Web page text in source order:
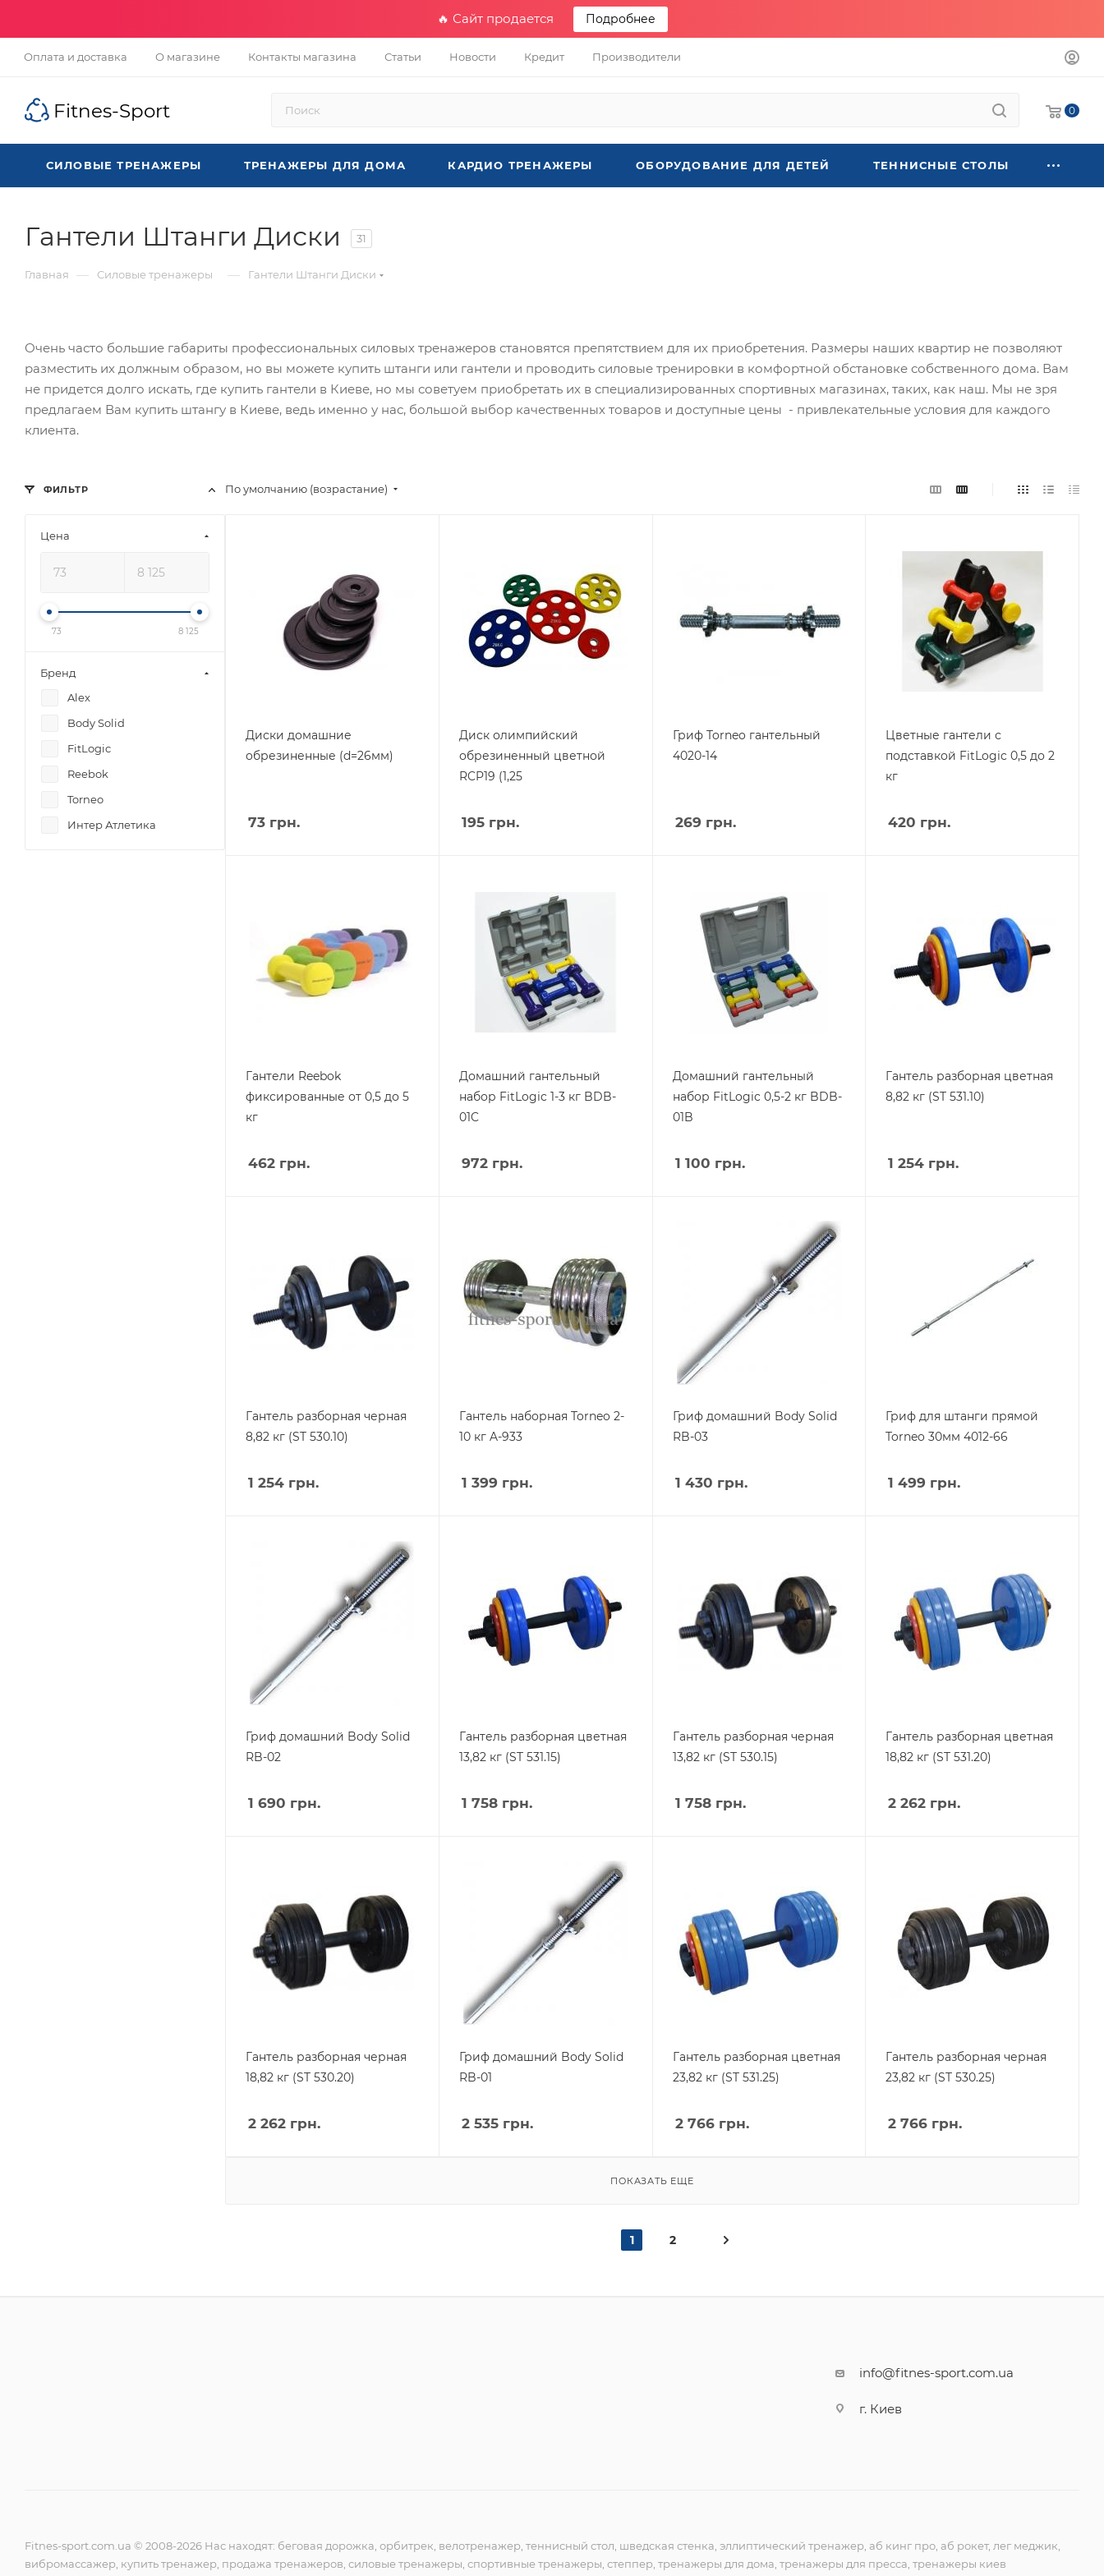
🔥 Сайт продается Подробнее
Оплата и доставка О магазине Контакты магазина Статьи Новости Кредит Производители
Fitnes-Sport 0
СИЛОВЫЕ ТРЕНАЖЕРЫ ТРЕНАЖЕРЫ ДЛЯ ДОМА КАРДИО ТРЕНАЖЕРЫ ОБОРУДОВАНИЕ ДЛЯ ДЕТЕЙ ТЕННИСНЫЕ СТОЛЫ
Гантели Штанги Диски 31
Главная — Силовые тренажеры — Гантели Штанги Диски
Очень часто большие габариты профессиональных силовых тренажеров становятся препятствием для их приобретения. Размеры наших квартир не позволяют
разместить их должным образом, но вы можете купить штанги или гантели и проводить силовые тренировки в комфортной обстановке собственного дома. Вам
не придется долго искать, где купить гантели в Киеве, но мы советуем приобретать их в специализированных спортивных магазинах, таких, как наш. Мы не зря
предлагаем Вам купить штангу в Киеве, ведь именно у нас, большой выбор качественных товаров и доступные цены - привлекательные условия для каждого
клиента.
По умолчанию (возрастание)
Диски домашние
обрезиненные (d=26мм)
73 грн.
Диск олимпийский
обрезиненный цветной
RCP19 (1,25
195грн.
Гриф Torneo гантельный
4020-14
269 грн.
Цветные гантели с
подставкой FitLogic 0,5 до 2
кг
420 грн.
Гантели Reebok
фиксированные от 0,5 до 5
кг
462 грн.
Домашний гантельный
набор FitLogic 1-3 кг BDB-
01C
972грн.
Домашний гантельный
набор FitLogic 0,5-2 кг BDB-
01B
1 100 грн.
Гантель разборная цветная
8,82 кг (ST 531.10)
1 254 грн.
Гантель разборная черная
8,82 кг (ST 530.10)
1 254 грн.
Гантель наборная Torneo 2-
10 кг A-933
1 399 грн.
Гриф домашний Body Solid
RB-03
1 430 грн.
Гриф для штанги прямой
Torneo 30мм 4012-66
1 499 грн.
Гриф домашний Body Solid
RB-02
1 690 грн.
Гантель разборная цветная
13,82 кг (ST 531.15)
1 758грн.
Гантель разборная черная
13,82 кг (ST 530.15)
1 758грн.
Гантель разборная цветная
18,82 кг (ST 531.20)
2 262 грн.
Гантель разборная черная
18,82 кг (ST 530.20)
2 262 грн.
Гриф домашний Body Solid
RB-01
2 535грн.
Гантель разборная цветная
23,82 кг (ST 531.25)
2 766грн.
Гантель разборная черная
23,82 кг (ST 530.25)
2 766 грн.
ПОКАЗАТЬ ЕЩЕ
1 2
ФИЛЬТР
Цена
73 8 125
Бренд
Alex
Body Solid
FitLogic
Reebok
Torneo
Интер Атлетика
info@fitnes-sport.com.ua
г. Киев
Fitnes-sport.com.ua © 2008-2026 Нас находят: беговая дорожка, орбитрек, велотренажер, теннисный стол, шведская стенка, эллиптический тренажер, аб кинг про, аб рокет, лег меджик,
вибромассажер, купить тренажер, продажа тренажеров, силовые тренажеры, спортивные тренажеры, степпер, тренажеры для дома, тренажеры для пресса, тренажеры киев